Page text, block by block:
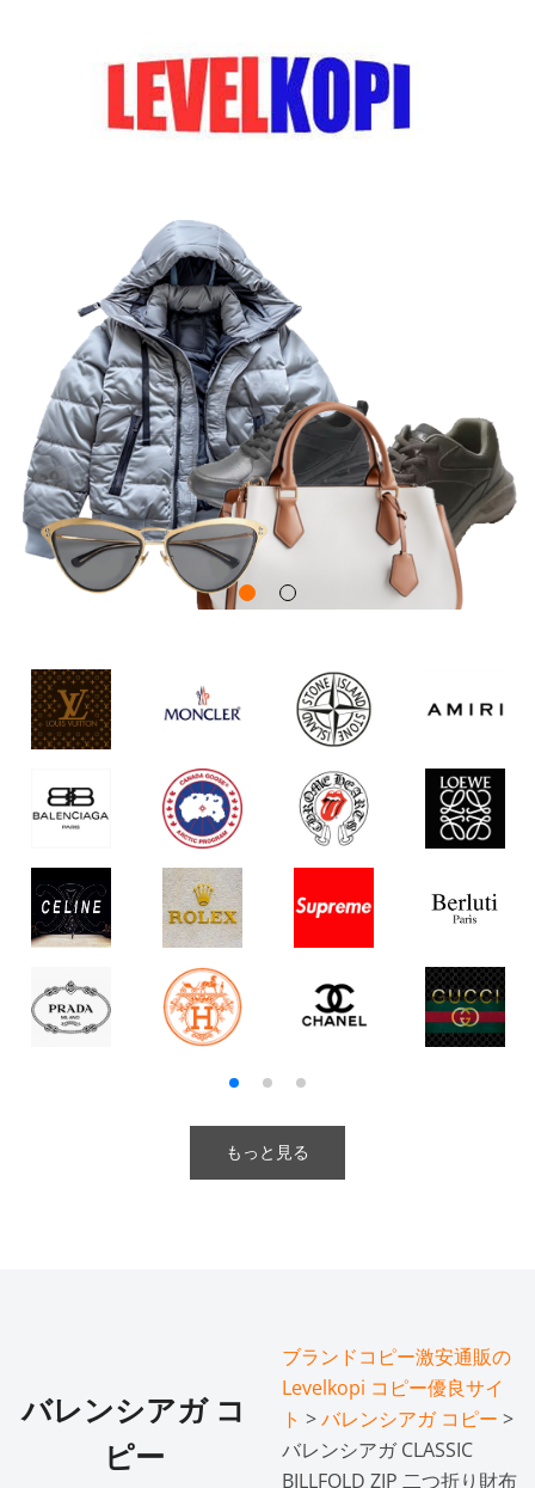
もっと見る
バレンシアガ コ
ピー
ブランドコピー激安通販の
Levelkopi コピー優良サイ
ト >バレンシアガ コピー >
バレンシアガ CLASSIC
BILLFOLD ZIP 二つ折り財布